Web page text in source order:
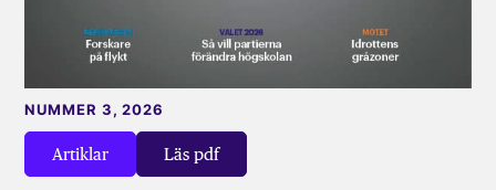
Artiklar Läs pdf
NUMMER 3, 2026